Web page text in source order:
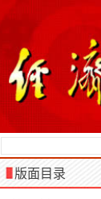
版面目录